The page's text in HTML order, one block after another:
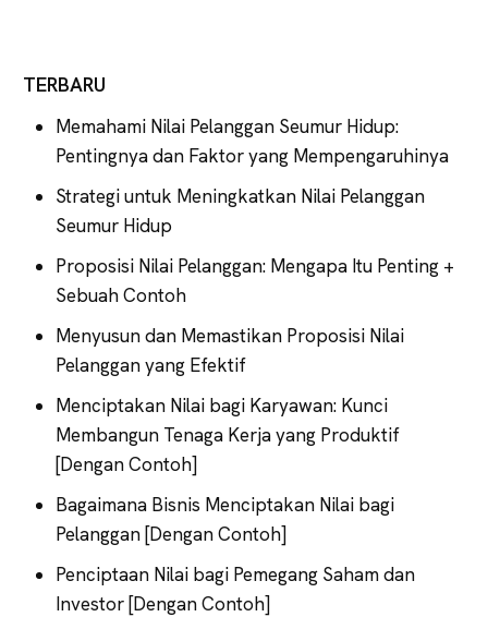
TERBARU
Memahami Nilai Pelanggan Seumur Hidup:
Pentingnya dan Faktor yang Mempengaruhinya
Strategi untuk Meningkatkan Nilai Pelanggan
Seumur Hidup
Proposisi Nilai Pelanggan: Mengapa Itu Penting +
Sebuah Contoh
Menyusun dan Memastikan Proposisi Nilai
Pelanggan yang Efektif
Menciptakan Nilai bagi Karyawan: Kunci
Membangun Tenaga Kerja yang Produktif
[Dengan Contoh]
Bagaimana Bisnis Menciptakan Nilai bagi
Pelanggan [Dengan Contoh]
Penciptaan Nilai bagi Pemegang Saham dan
Investor [Dengan Contoh]